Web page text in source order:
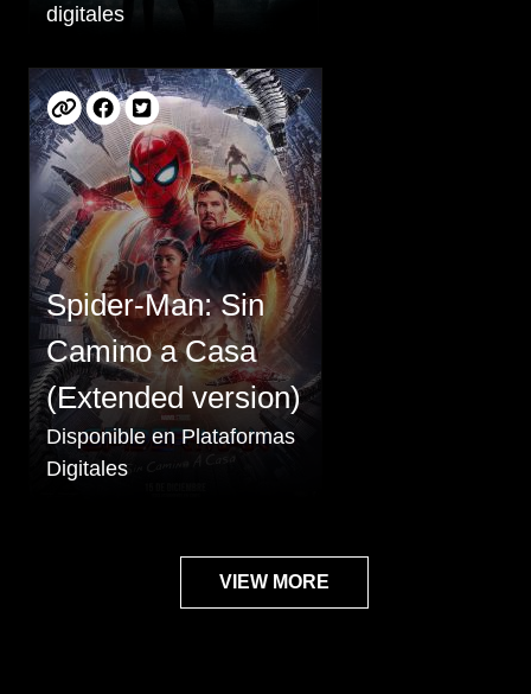
digitales
Spider-Man: Sin
Camino a Casa
(Extended version)
Disponible en Plataformas
Digitales
VIEW MORE